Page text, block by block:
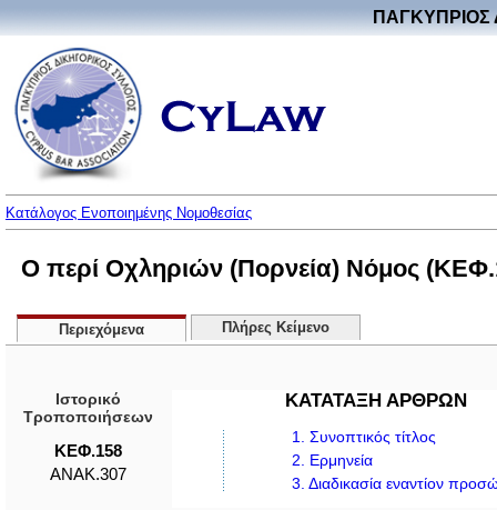
ΠΑΓΚΥΠΡΙΟΣ
Κατάλογος Ενοποιημένης Νομοθεσίας
Ο περί Οχληριών (Πορνεία) Νόμος
Περιεχόμενα Πλήρες Κείμενο
Ιστορικό
Τροποποιήσεων
ΚΕΦ.158
ΑΝΑΚ.307
ΚΑΤΑΤΑΞΗ ΑΡΘΡΩΝ
1. Συνοπτικός τίτλος
2. Ερμηνεία
3. Διαδικασία εναντίον